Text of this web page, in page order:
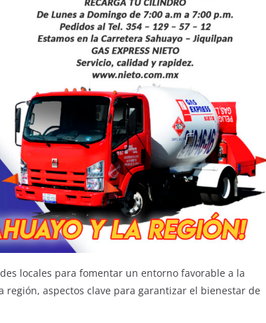
locales para fomentar un entorno favorable a la
aspectos clave para garantizar el bienestar de